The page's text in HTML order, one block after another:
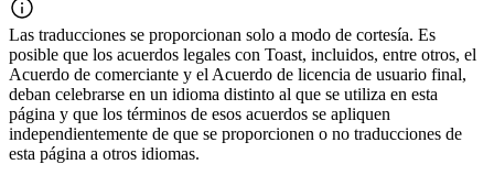
Las traducciones se proporcionan solo a modo de cortesía. Es
posible que los acuerdos legales con Toast, incluidos, entre otros, el
Acuerdo de comerciante y el Acuerdo de licencia de usuario final,
deban celebrarse en un idioma distinto al que se utiliza en esta
página y que los términos de esos acuerdos se apliquen
independientemente de que se proporcionen o no traducciones de
esta página a otros idiomas.